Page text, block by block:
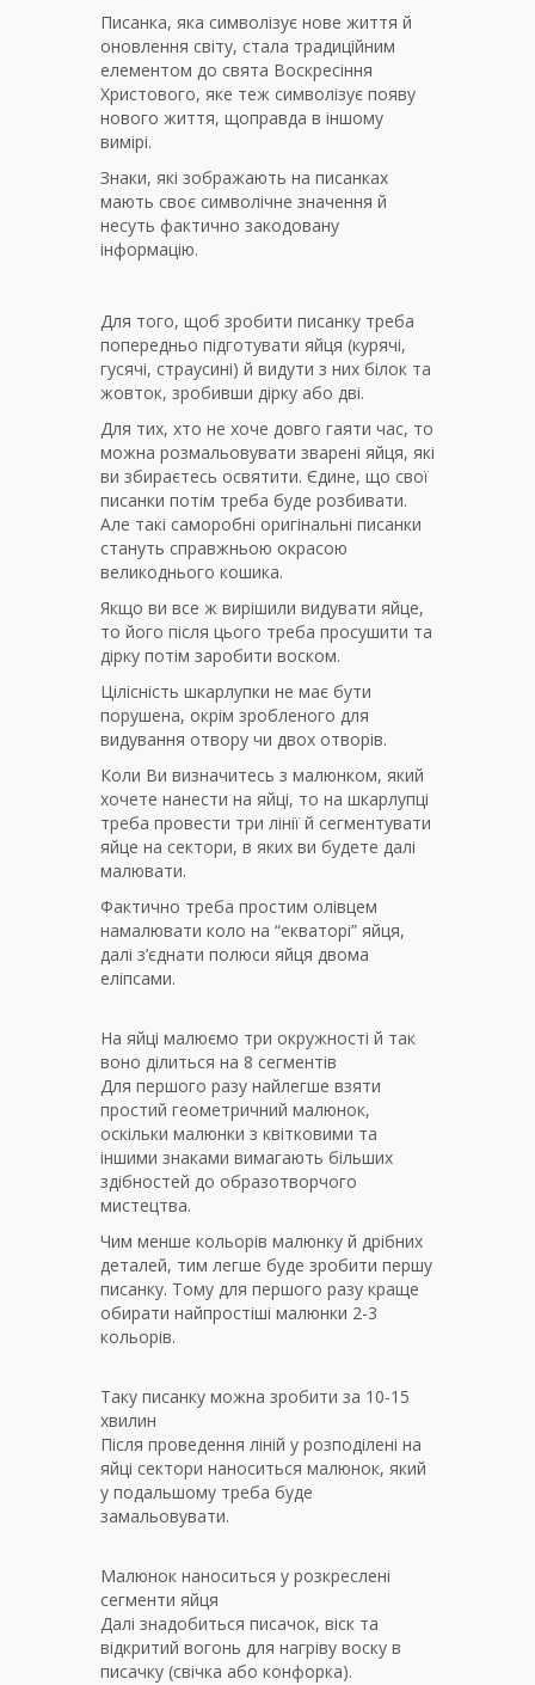
Писанка, яка символізує нове життя й
оновлення світу, стала традиційним
елементом до свята Воскресіння
Христового, яке теж символізує появу
нового життя, щоправда в іншому
вимірі.
Знаки, які зображають на писанках
мають своє символічне значення й
несуть фактично закодовану
інформацію.
Для того, щоб зробити писанку треба
попередньо підготувати яйця (курячі,
гусячі, страусині) й видути з них білок та
жовток, зробивши дірку або дві.
Для тих, хто не хоче довго гаяти час, то
можна розмальовувати зварені яйця, які
ви збираєтесь освятити. Єдине, що свої
писанки потім треба буде розбивати.
Але такі саморобні оригінальні писанки
стануть справжньою окрасою
великоднього кошика.
Якщо ви все ж вирішили видувати яйце,
то його після цього треба просушити та
дірку потім заробити воском.
Цілісність шкарлупки не має бути
порушена, окрім зробленого для
видування отвору чи двох отворів.
Коли Ви визначитесь з малюнком, який
хочете нанести на яйці, то на шкарлупці
треба провести три лінії й сегментувати
яйце на сектори, в яких ви будете далі
малювати.
Фактично треба простим олівцем
намалювати коло на “екваторі” яйця,
далі з’єднати полюси яйця двома
еліпсами.
На яйці малюємо три окружності й так
воно ділиться на 8 сегментів
Для першого разу найлегше взяти
простий геометричний малюнок,
оскільки малюнки з квітковими та
іншими знаками вимагають більших
здібностей до образотворчого
мистецтва.
Чим менше кольорів малюнку й дрібних
деталей, тим легше буде зробити першу
писанку. Тому для першого разу краще
обирати найпростіші малюнки 2-3
кольорів.
Таку писанку можна зробити за 10-15
хвилин
Після проведення ліній у розподілені на
яйці сектори наноситься малюнок, який
у подальшому треба буде
замальовувати.
Малюнок наноситься у розкреслені
сегменти яйця
Далі знадобиться писачок, віск та
відкритий вогонь для нагріву воску в
писачку (свічка або конфорка).